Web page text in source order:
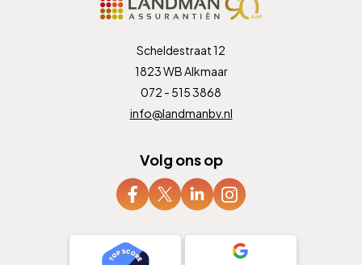
Scheldestraat 12
1823 WB Alkmaar
072 - 515 3868
info@landmanbv.nl
Volg ons op